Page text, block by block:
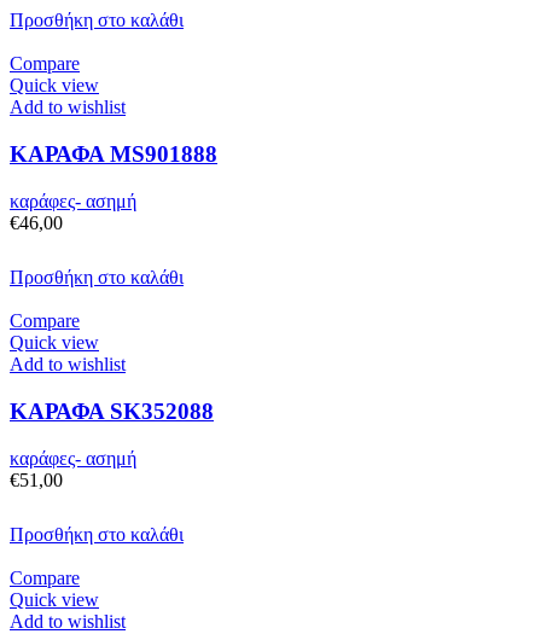
Προσθήκη στο καλάθι
Compare
Quick view
Add to wishlist
ΚΑΡΑΦΑ MS901888
καράφες- ασημή
€46,00
Προσθήκη στο καλάθι
Compare
Quick view
Add to wishlist
ΚΑΡΑΦΑ SK352088
καράφες- ασημή
€51,00
Προσθήκη στο καλάθι
Compare
Quick view
Add to wishlist